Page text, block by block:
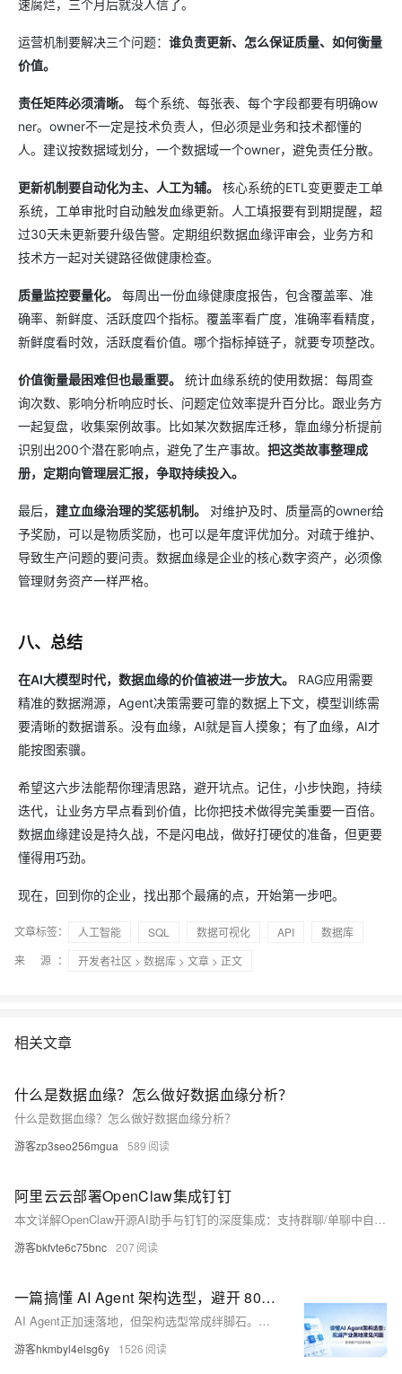
速腐烂，三个月后就没人信了。
运营机制要解决三个问题： 谁负责更新、怎么保证质量、如何衡量
价值。
责任矩阵必须清晰。
每个系统、每张表、每个字段都要有明确ow
ner。owner不一定是技术负责人，但必须是业务和技术都懂的
人。建议按数据域划分，一个数据域一个owner，避免责任分散。
更新机制要自动化为主、人工为辅。
核心系统的ETL变更要走工单
系统，工单审批时自动触发血缘更新。人工填报要有到期提醒，超
过30天未更新要升级告警。定期组织数据血缘评审会，业务方和
技术方一起对关键路径做健康检查。
质量监控要量化。
每周出一份血缘健康度报告，包含覆盖率、准
确率、新鲜度、活跃度四个指标。覆盖率看广度，准确率看精度，
新鲜度看时效，活跃度看价值。哪个指标掉链子，就要专项整改。
价值衡量最困难但也最重要。
统计血缘系统的使用数据：每周查
询次数、影响分析响应时长、问题定位效率提升百分比。跟业务方
一起复盘，收集案例故事。比如某次数据库迁移，靠血缘分析提前
识别出200个潜在影响点，避免了生产事故。 把这类故事整理成
册，定期向管理层汇报，争取持续投入。
最后， 建立血缘治理的奖惩机制。
对维护及时、质量高的owner给
予奖励，可以是物质奖励，也可以是年度评优加分。对疏于维护、
导致生产问题的要问责。数据血缘是企业的核心数字资产，必须像
管理财务资产一样严格。
八、总结
在AI大模型时代，数据血缘的价值被进一步放大。
RAG应用需要
精准的数据溯源，Agent决策需要可靠的数据上下文，模型训练需
要清晰的数据谱系。没有血缘，AI就是盲人摸象；有了血缘，AI才
能按图索骥。
希望这六步法能帮你理清思路，避开坑点。记住，小步快跑，持续
迭代，让业务方早点看到价值，比你把技术做得完美重要一百倍。
数据血缘建设是持久战，不是闪电战，做好打硬仗的准备，但更要
懂得用巧劲。
现在，回到你的企业，找出那个最痛的点，开始第一步吧。
文章标签： 人工智能 SQL 数据可视化 API
数据库
来 源：
开发者社区 > 数据库 > 文章 > 正文
相关文章
什么是数据血缘？怎么做好数据血缘分析？
什么是数据血缘？怎么做好数据血缘分析？
游客zp3seo256mgua 589
阿里云云部署OpenClaw集成钉钉
本文详解OpenClaw开源AI助手与钉钉的深度集成：支持群聊/单聊中自然语言交互，涵盖环境部署、钉钉应用创建、通道配置、机器人测试及多Agent绑定等全流程，并强调使用前须评估安全与合规性。
游客bkfvte6c75bnc 207
一篇搞懂 AI Agent 架构选型，避开 80% 落地坑！
AI Agent正加速落地，但架构选型常成绊脚石。本文精析LangChain、LangGraph、AutoGen、CrewAI、OpenAI Agents SDK五大主流框架，从任务复杂度、可控性、开发效率、成本四大维度对比，助企业按需选型、避坑提速，实现智能化升级。
游客hkmbyl4elsg6y 1526